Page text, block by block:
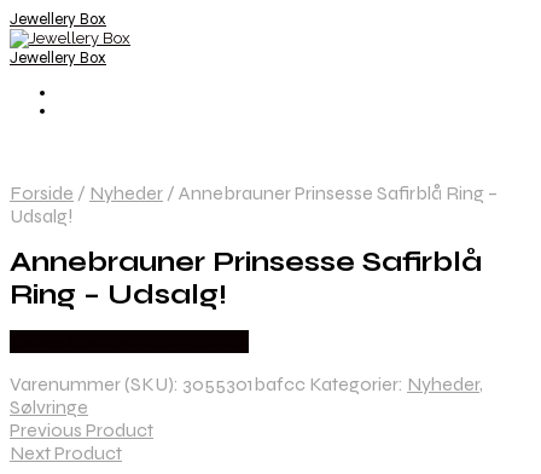
Jewellery Box
Jewellery Box
Forside / Nyheder / Annebrauner Prinsesse Safirblå Ring –
Udsalg!
Annebrauner Prinsesse Safirblå
Ring – Udsalg!
Varenummer (SKU): 3055301bafcc Kategorier: Nyheder,
Sølvringe
Previous Product
Next Product